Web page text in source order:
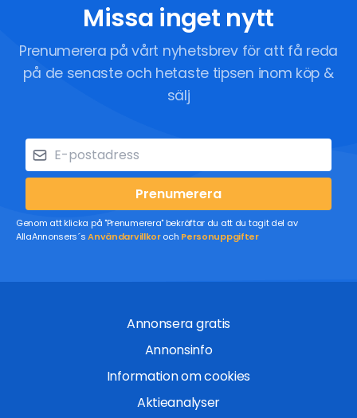
Missa inget nytt
Prenumerera på vårt nyhetsbrev för att få reda
på de senaste och hetaste tipsen inom köp &
sälj
Prenumerera
Genom att klicka på "Prenumerera" bekräftar du att du tagit del av
AllaAnnonsers´sAnvändarvillkoroch Personuppgifter
Annonsera gratis
Annonsinfo
Information om cookies
Aktieanalyser